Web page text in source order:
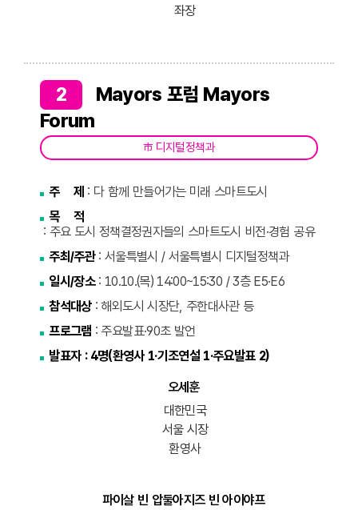
좌장
2
Mayors 포럼 Mayors
Forum
市 디지털정책과
주 제 : 다 함께 만들어가는 미래 스마트도시
목 적
: 주요 도시 정책결정권자들의 스마트도시 비전·경험 공유
주최/주관 : 서울특별시 / 서울특별시 디지털정책과
일시/장소 : 10.10.(목) 14:00~15:30 / 3층 E5·E6
참석대상 : 해외도시 시장단, 주한대사관 등
프로그램 : 주요발표·90초 발언
발표자 : 4명(환영사 1·기조연설 1·주요발표 2)
오세훈
대한민국
서울 시장
환영사
파이살 빈 압둘아지즈 빈 아이야프